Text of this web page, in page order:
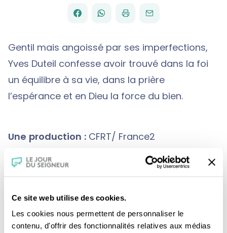
Ce site web utilise des cookies.
Les cookies nous permettent de personnaliser le
contenu, d'offrir des fonctionnalités relatives aux médias
PARTAGER
FACEBOOK
PARTAGER
WHATSAPP
IMPRIMERENVOYER
PAR
EMAIL
Gentil mais angoissé par ses imperfections,
Yves Duteil confesse avoir trouvé dans la foi
un équilibre à sa vie, dans la prière
l’espérance et en Dieu la force du bien.
Une production : CFRT/ France2